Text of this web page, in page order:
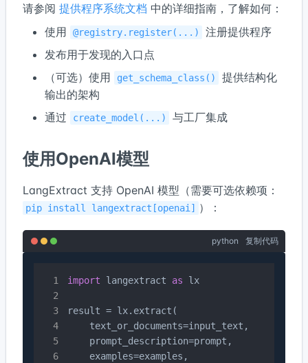
请参阅 提供程序系统文档 中的详细指南，了解如何：
使用
@registry.register(...)
注册提供程序
发布用于发现的入口点
（可选）使用
get_schema_class()
提供结构化
输出的架构
通过
create_model(...) 与工厂集成
使用OpenAI模型
LangExtract 支持 OpenAI 模型（需要可选依赖项：
pip install langextract[openai] ）：
python 复制代码
import langextract as lx
result = lx.extract(
    text_or_documents=input_text,
    prompt_description=prompt,
    examples=examples,